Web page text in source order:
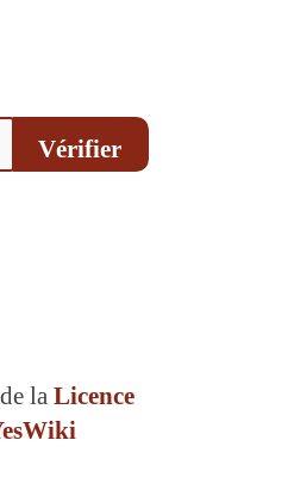
Vérifier
la Licence